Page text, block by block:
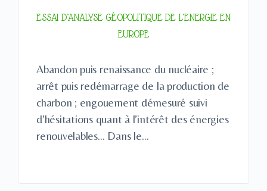
ESSAI D’ANALYSE GÉOPOLITIQUE DE L’ENERGIE EN
EUROPE
Abandon puis renaissance du nucléaire ;
arrêt puis redémarrage de la production de
charbon ; engouement démesuré suivi
d’hésitations quant à l’intérêt des énergies
renouvelables… Dans le…